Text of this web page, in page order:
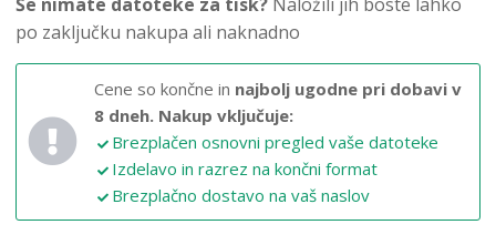
po zaključku nakupa ali naknadno
Cene so končne in najbolj ugodne pri dobavi v
8 dneh. Nakup vključuje:
Brezplačen osnovni pregled vaše datoteke
Izdelavo in razrez na končni format
Brezplačno dostavo na vaš naslov